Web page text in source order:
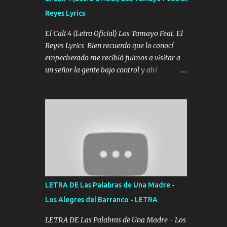
agarrar el vuelo y la mente y tranquilizando
Tomense un buen trago Y así es como
empezamos los versos que voy cantando
(Music) A vido alta y bajas La carreta se
atora Pero nunca le aflojamos Ya me han
pasado cosas Y aunque ustedes no sepan
es...
Reyes Lyrics
El Cali 4 (Letra Oficial) Los Tamayo Feat. El
Reyes Lyrics Bien recuerdo que lo conocí
empecherado me recibió fuimos a visitar a
un señor la gente bajo control y ahí
reglas no secuestr0 no r0bar De La C giró la
orden nos comanda el doble P bien firmes
con Alto PRIETO y la camisa es color Verde y
peleam0s la Bandera por todita a la ciudad
con los drones patrullando la Frontera De
blancas ya hace falta mi APA FLACO verde
se le extraña pa que sepan Aquí Pura GENTE
LETRA DE Las Palabras de Una Madre -
Los Alegres del Barranco - LETRA
LETRA DE Las Palabras de Una Madre - Los